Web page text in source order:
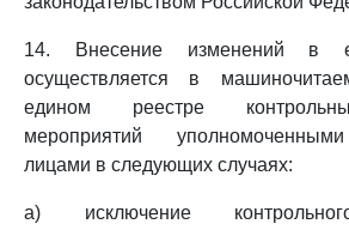
14. Внесение изменений в
осуществляется в
едином реестре
мероприятий
лицами в следующих случаях:
а) исключение